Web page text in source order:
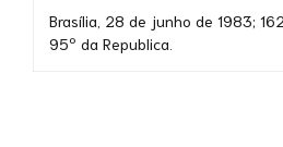
Brasília, 28 de junho de 1983;
95º da Republica.